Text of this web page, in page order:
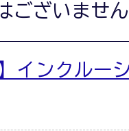
ございませ
インクルー